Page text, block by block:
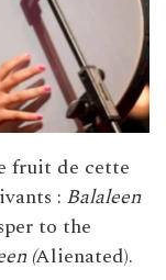
fruit de cette
: Balaleen
to the
(Alienated).